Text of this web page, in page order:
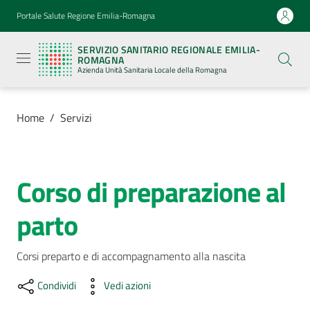
Vai al contenuto
Vai alla navigazione
Vai al footer
Portale Salute Regione Emilia-Romagna
SERVIZIO SANITARIO REGIONALE EMILIA-
ROMAGNA
Azienda Unità Sanitaria Locale della Romagna
Sanitario
Regionale
Emilia-
Romagna
Azienda
Sanitaria
Locale della
Azienda
Servizi
Menu selezionato
Luoghi
di
Home / Servizi
Salta al contenuto
Corso di preparazione al
parto
Corsi preparto e di accompagnamento alla nascita
Condividi Vedi azioni